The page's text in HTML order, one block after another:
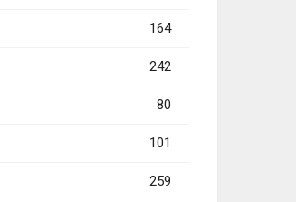
164
242
80
101
259